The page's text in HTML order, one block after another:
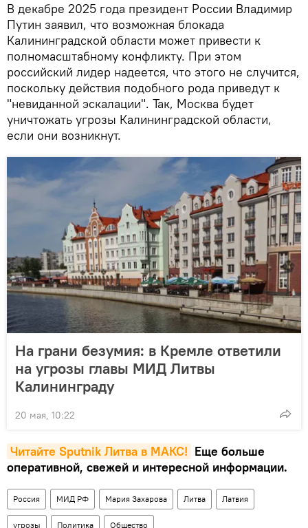
В декабре 2025 года президент России Владимир
Путин заявил, что возможная блокада
Калининградской области может привести к
полномасштабному конфликту. При этом
российский лидер надеется, что этого не случится,
поскольку действия подобного рода приведут к
"невиданной эскалации". Так, Москва будет
уничтожать угрозы Калининградской области,
если они возникнут.
На грани безумия: в Кремле ответили
на угрозы главы МИД Литвы
Калининграду
20 мая, 10:22
Читайте Sputnik Литва в MAКС! Еще больше
оперативной, свежей и интересной информации.
Россия МИД РФ Мария Захарова Литва Латвия
угрозы Политика Общество